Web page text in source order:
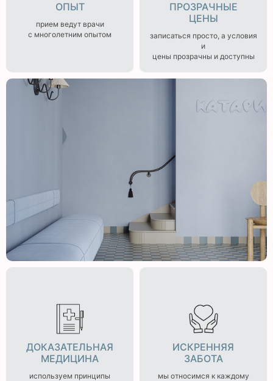
ОПЫТ
прием ведут врачи
с многолетним опытом
ПРОЗРАЧНЫЕ
ЦЕНЫ
записаться просто, а условия
и
цены прозрачны и доступны
ДОКАЗАТЕЛЬНАЯ
МЕДИЦИНА
используем принципы
ИСКРЕННЯЯ
ЗАБОТА
мы относимся к каждому